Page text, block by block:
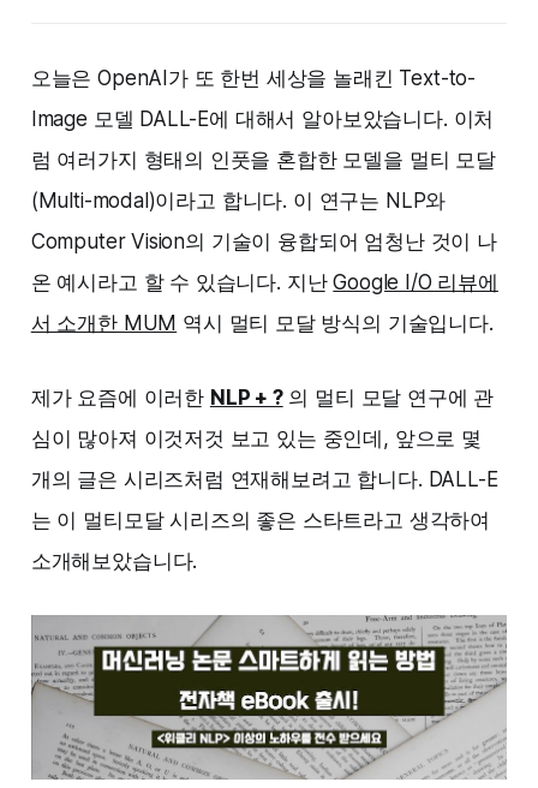
오늘은 OpenAI가 또 한번 세상을 놀래킨 Text-to-
Image 모델 DALL-E에 대해서 알아보았습니다. 이처
럼 여러가지 형태의 인풋을 혼합한 모델을 멀티 모달
(Multi-modal)이라고 합니다. 이 연구는 NLP와
Computer Vision의 기술이 융합되어 엄청난 것이 나
온 예시라고 할 수 있습니다. 지난Google I/O 리뷰에
서 소개한 MUM 역시 멀티 모달 방식의 기술입니다.
제가 요즘에 이러한 NLP + ?의 멀티 모달 연구에 관
심이 많아져 이것저것 보고 있는 중인데, 앞으로 몇
개의 글은 시리즈처럼 연재해보려고 합니다. DALL-E
는 이 멀티모달 시리즈의 좋은 스타트라고 생각하여
소개해보았습니다.